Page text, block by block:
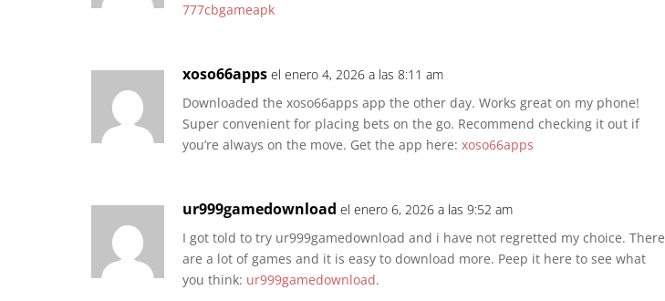
777cbgameapk
xoso66apps el enero 4, 2026 a las 8:11 am
Downloaded the xoso66apps app the other day. Works great on my phone!
Super convenient for placing bets on the go. Recommend checking it out if
you’re always on the move. Get the app here: xoso66apps
ur999gamedownload el enero 6, 2026 a las 9:52 am
I got told to try ur999gamedownload and i have not regretted my choice. There
are a lot of games and it is easy to download more. Peep it here to see what
you think: ur999gamedownload.